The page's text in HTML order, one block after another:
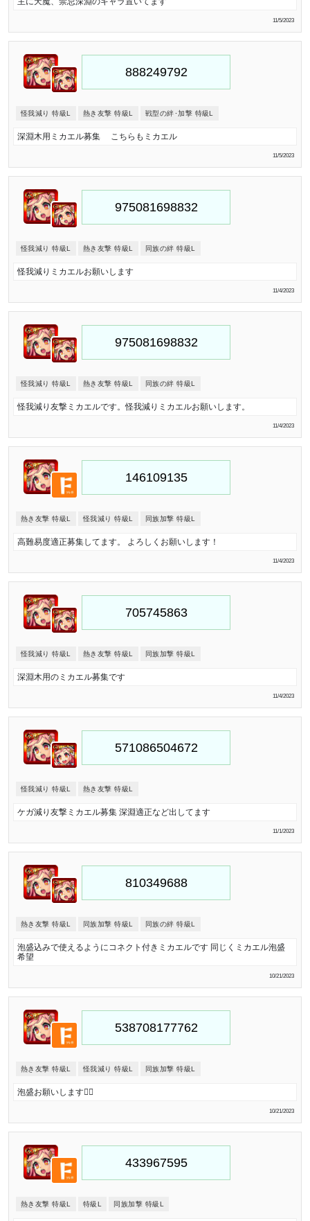
11/5/2023
怪我減り 特級L 熱き友撃 特級L 戦型の絆･加撃 特級L
深淵木用ミカエル募集 こちらもミカエル
11/5/2023
怪我減り 特級L 熱き友撃 特級L 同族の絆 特級L
怪我減りミカエルお願いします
11/4/2023
怪我減り 特級L 熱き友撃 特級L 同族の絆 特級L
怪我減り友撃ミカエルです。怪我減りミカエルお願いします。
11/4/2023
熱き友撃 特級L 怪我減り 特級L 同族加撃 特級L
高難易度適正募集してます。 よろしくお願いします！
11/4/2023
怪我減り 特級L 熱き友撃 特級L 同族加撃 特級L
深淵木用のミカエル募集です
11/4/2023
怪我減り 特級L 熱き友撃 特級L
ケガ減り友撃ミカエル募集 深淵適正など出してます
11/1/2023
熱き友撃 特級L 同族加撃 特級L 同族の絆 特級L
泡盛込みで使えるようにコネクト付きミカエルです 同じくミカエル泡盛
希望
10/21/2023
熱き友撃 特級L 怪我減り 特級L 同族加撃 特級L
泡盛お願いします🙇‍♀️
10/21/2023
熱き友撃 特級L 特級L 同族加撃 特級L